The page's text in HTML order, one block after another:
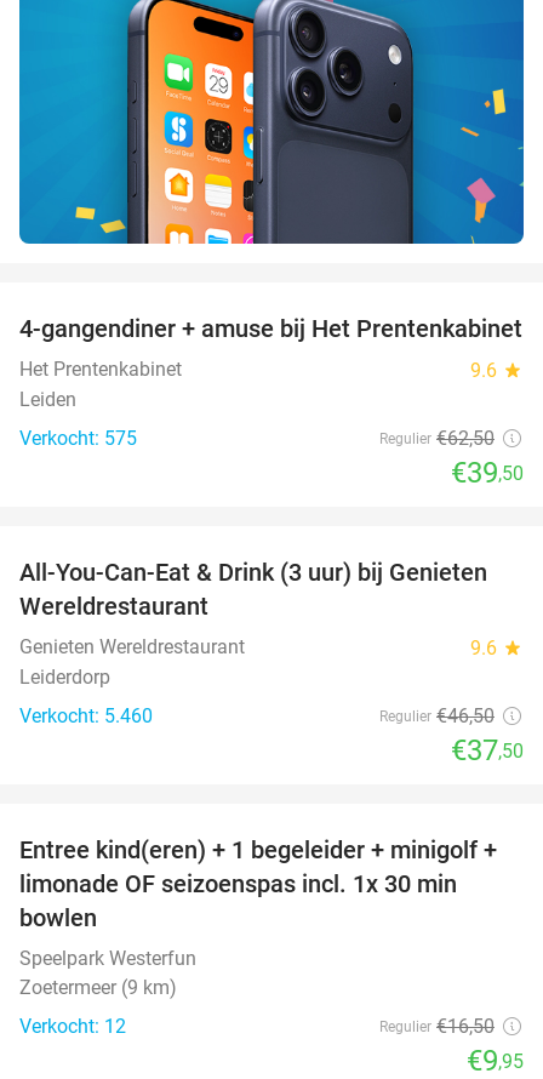
37%
4-gangendiner + amuse bij Het Prentenkabinet
Het Prentenkabinet 9.6 star
Leiden
Verkocht: 575
Regulier €62,50
€39,50
19%
All-You-Can-Eat & Drink (3 uur) bij Genieten
Wereldrestaurant
Genieten Wereldrestaurant 9.6 star
Leiderdorp
Verkocht: 5.460
Regulier €46,50
€37,50
40%
TODAY
Entree kind(eren) + 1 begeleider + minigolf +
limonade OF seizoenspas incl. 1x 30 min
bowlen
Speelpark Westerfun
Zoetermeer (9 km)
Verkocht: 12
Regulier €16,50
€9,95